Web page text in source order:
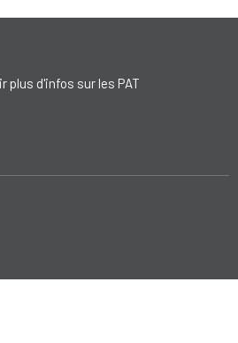
plus d'infos sur les PAT